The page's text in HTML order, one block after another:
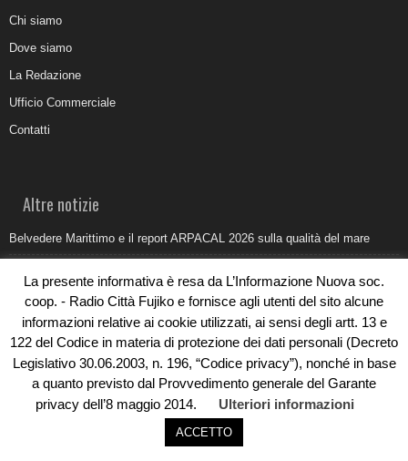
Chi siamo
Dove siamo
La Redazione
Ufficio Commerciale
Contatti
Altre notizie
Belvedere Marittimo e il report ARPACAL 2026 sulla qualità del mare
Umidità di risalita in casa, come riconoscere i segnali veri
Torna il Sun Donato Festival 2026
Come il busking moderno ridisegna il paesaggio sonoro urbano
© Copyright 2019 - Rivoluzioni Digitali
La presente informativa è resa da L’Informazione Nuova soc.
coop. - Radio Città Fujiko e fornisce agli utenti del sito alcune
informazioni relative ai cookie utilizzati, ai sensi degli artt. 13 e
122 del Codice in materia di protezione dei dati personali (Decreto
Legislativo 30.06.2003, n. 196, “Codice privacy”), nonché in base
a quanto previsto dal Provvedimento generale del Garante
privacy dell’8 maggio 2014.
Ulteriori informazioni
ACCETTO